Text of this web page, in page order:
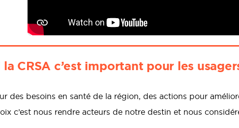
CRSA c’est important pour les
des besoins en santé de la région, des actions pour
c’est nous rendre acteurs de notre destin et nous